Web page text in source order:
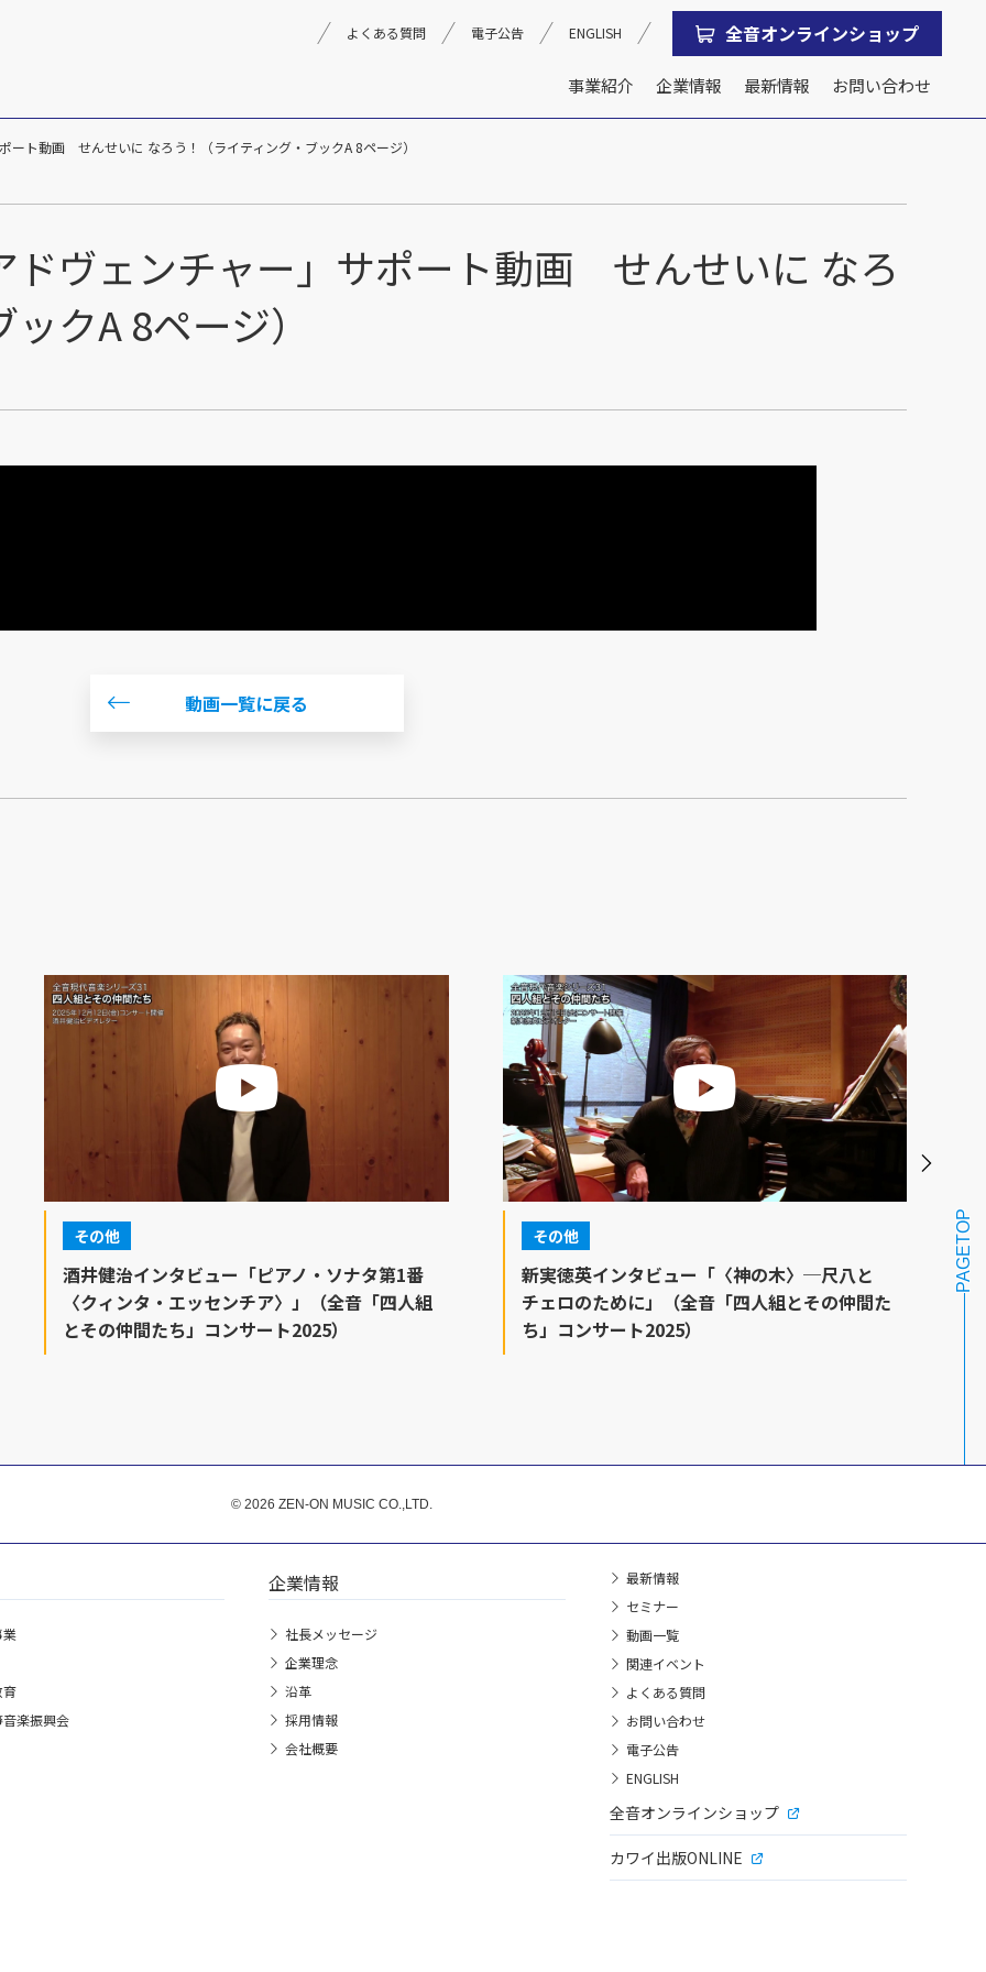
事業紹介
音楽教育
文化箏音楽振興会
企業情報 最新情報 お問い合わせ
よくある質問 電子公告 ENGLISH 全音オンラインショップ
ート動画 せんせいに なろう！（ライティング・ブックA 8ページ）
ドヴェンチャー」サポート動画 せんせいに なろ
クA 8ページ）
動画一覧に戻る
その他
酒井健治インタビュー「ピアノ・ソナタ第1番
〈クィンタ・エッセンチア〉」（全音「四人組
とその仲間たち」コンサート2025）
その他
新実徳英インタビュー「〈神の木〉─尺八と
チェロのために」（全音「四人組とその仲間た
ち」コンサート2025）
PAGETOP
© 2026 ZEN-ON MUSIC CO.,LTD.
業
育
楽振興会
企業情報
社長メッセージ
企業理念
沿革
採用情報
会社概要
最新情報
セミナー
動画一覧
関連イベント
よくある質問
お問い合わせ
電子公告
ENGLISH
全音オンラインショップ
カワイ出版ONLINE